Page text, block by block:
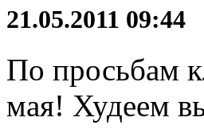
21.05.2011
По просьбам
мая! Худеем